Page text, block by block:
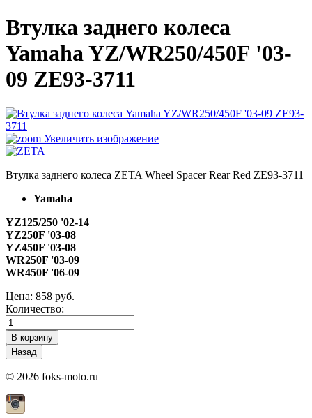
Втулка заднего колеса
Yamaha YZ/WR250/450F '03-
09 ZE93-3711
Увеличить изображение
Втулка заднего колеса ZETA Wheel Spacer Rear Red ZE93-3711
Yamaha
YZ125/250 '02-14
YZ250F '03-08
YZ450F '03-08
WR250F '03-09
WR450F '06-09
Цена: 858 руб.
Количество:
© 2026 foks-moto.ru